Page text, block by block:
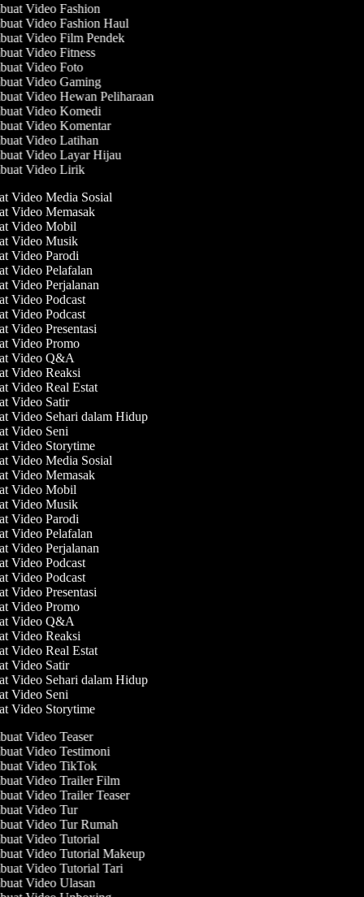
Video Fashion
Video Fashion Haul
Video Film Pendek
Video Fitness
Video Foto
Video Gaming
Video Hewan Peliharaan
Video Komedi
Video Komentar
Video Latihan
Video Layar Hijau
Video Lirik
Video Media Sosial
Video Memasak
Video Mobil
Video Musik
Video Parodi
Video Pelafalan
Video Perjalanan
Video Podcast
Video Podcast
Video Presentasi
Video Promo
Video Q&A
Video Reaksi
Video Real Estat
Video Satir
Video Sehari dalam Hidup
Video Seni
Video Storytime
Video Media Sosial
Video Memasak
Video Mobil
Video Musik
Video Parodi
Video Pelafalan
Video Perjalanan
Video Podcast
Video Podcast
Video Presentasi
Video Promo
Video Q&A
Video Reaksi
Video Real Estat
Video Satir
Video Sehari dalam Hidup
Video Seni
Video Storytime
Video Teaser
Video Testimoni
Video TikTok
Video Trailer Film
Video Trailer Teaser
Video Tur
Video Tur Rumah
Video Tutorial
Video Tutorial Makeup
Video Tutorial Tari
Video Ulasan